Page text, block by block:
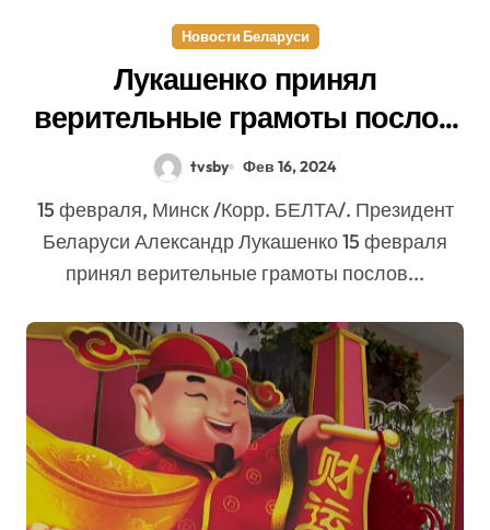
Новости Беларуси
Лукашенко принял
верительные грамоты послов
восьми зарубежных стран
tvsby Фев 16, 2024
15 февраля, Минск /Корр. БЕЛТА/. Президент
Беларуси Александр Лукашенко 15 февраля
принял верительные грамоты послов...